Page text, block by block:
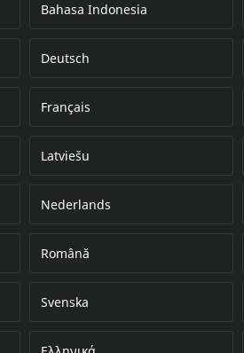
Bahasa Indonesia
Deutsch
Français
Latviešu
Nederlands
Română
Svenska